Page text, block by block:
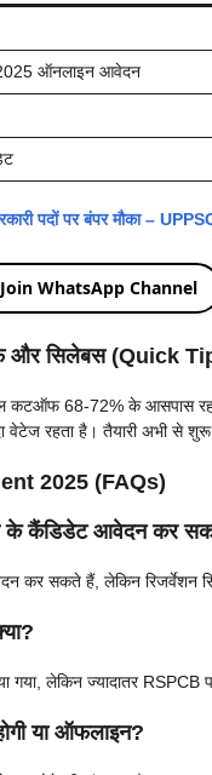
ऑनलाइन आवेदन
पदों पर बंपर मौका –
Join WhatsApp Channel
और सिलेबस (Quick
कटऑफ 68-72% के आसपास
रहता है। तैयारी अभी से शुरू
2025 (FAQs)
के कैंडिडेट आवेदन कर
कर सकते हैं, लेकिन रिजर्वेशन
गया, लेकिन ज्यादातर RSPCB
या ऑफलाइन?